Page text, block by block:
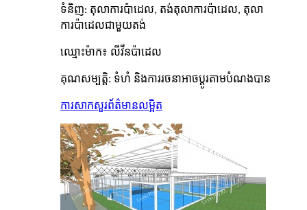
ទំនិញ: តុលាការប៉ាដេល, តង់តុលាការប៉ាដេល, តុលា
ការប៉ាដេលជាមួយតង់
ឈ្មោះម៉ាក៖ លីវីនប៉ាដេល
គុណសម្បត្តិ: ទំហំ និងការរចនាអាចប្ដូរតាមបំណងបាន
ការសាកសួរព័ត៌មានលម្អិត